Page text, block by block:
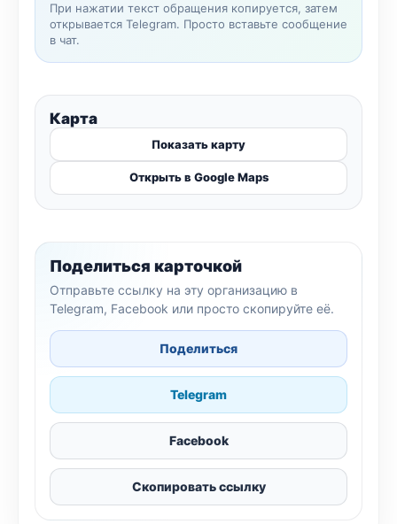
При нажатии текст обращения копируется, затем
открывается Telegram. Просто вставьте сообщение
в чат.
Карта
Показать карту
Открыть в Google Maps
Поделиться карточкой
Отправьте ссылку на эту организацию в
Telegram, Facebook или просто скопируйте её.
Поделиться
Telegram
Facebook
Скопировать ссылку